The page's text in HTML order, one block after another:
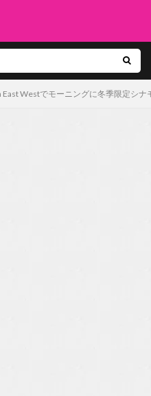
East Westでモーニングに冬季限定シ